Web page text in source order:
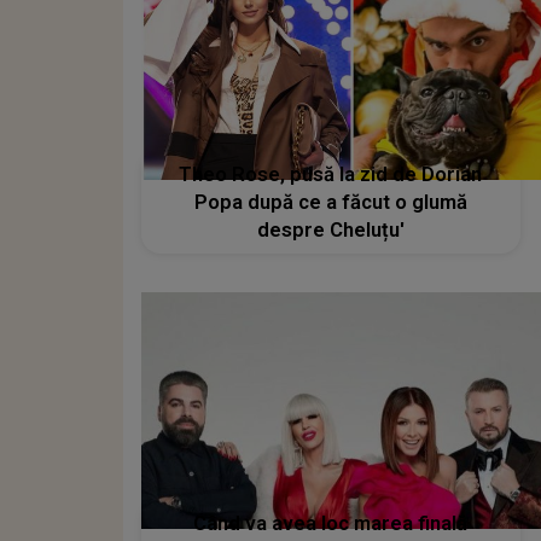
Theo Rose, pusă la zid de Dorian
Popa după ce a făcut o glumă
despre Cheluțu'
Când va avea loc marea finală